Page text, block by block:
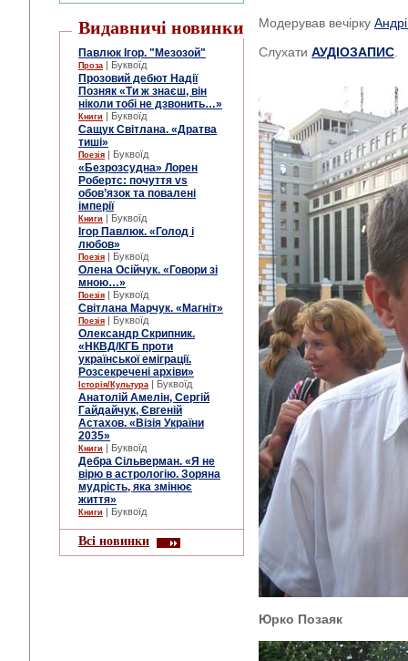
Видавничі новинки
Павлюк Ігор. "Мезозой"
Проза | Буквоїд
Прозовий дебют Надії
Позняк «Ти ж знаєш, він
ніколи тобі не дзвонить…»
Книги | Буквоїд
Сащук Світлана. «Дратва
тиші»
Поезія | Буквоїд
«Безрозсудна» Лорен
Робертс: почуття vs
обов’язок та повалені
імперії
Книги | Буквоїд
Ігор Павлюк. «Голод і
любов»
Поезія | Буквоїд
Олена Осійчук. «Говори зі
мною…»
Поезія | Буквоїд
Світлана Марчук. «Магніт»
Поезія | Буквоїд
Олександр Скрипник.
«НКВД/КГБ проти
української еміграції.
Розсекречені архіви»
Історія/Культура | Буквоїд
Анатолій Амелін, Сергій
Гайдайчук, Євгеній
Астахов. «Візія України
2035»
Книги | Буквоїд
Дебра Сільверман. «Я не
вірю в астрологію. Зоряна
мудрість, яка змінює
життя»
Книги | Буквоїд
Всі новинки
Модерував вечірку
Слухати АУДІОЗАПИС
Юрко Позаяк